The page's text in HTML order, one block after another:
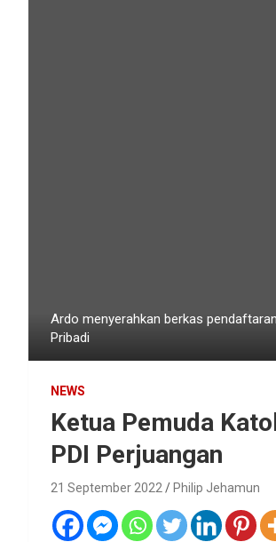
Ardo menyerahkan berkas
Pribadi
NEWS
Ketua Pemuda
PDI Perjuangan
21 September 2022 Philip Jehamun